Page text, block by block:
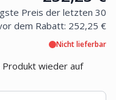
Preis der letzten 30
dem Rabatt: 252,25 €
Nicht lieferbar
Produkt wieder auf